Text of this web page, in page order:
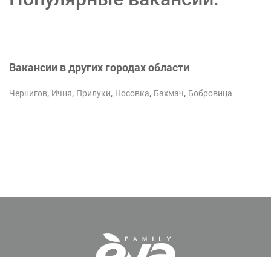
Вакансии в других городах области
Чернигов, Ичня, Прилуки, Носовка, Бахмач, Бобровица